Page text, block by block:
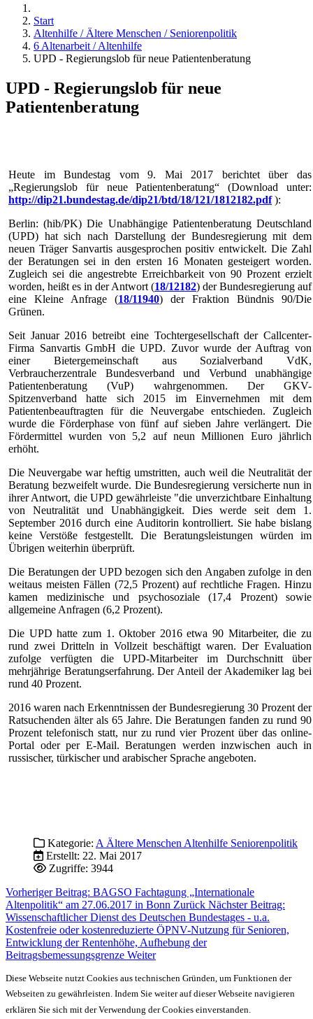
Start
Altenhilfe / Ältere Menschen / Seniorenpolitik
6 Altenarbeit / Altenhilfe
UPD - Regierungslob für neue Patientenberatung
UPD - Regierungslob für neue
Patientenberatung
Heute im Bundestag vom 9. Mai 2017 berichtet über das
„Regierungslob für neue Patientenberatung“ (Download unter:
http://dip21.bundestag.de/dip21/btd/18/121/1812182.pdf):
Berlin: (hib/PK) Die Unabhängige Patientenberatung Deutschland
(UPD) hat sich nach Darstellung der Bundesregierung mit dem
neuen Träger Sanvartis ausgesprochen positiv entwickelt. Die Zahl
der Beratungen sei in den ersten 16 Monaten gesteigert worden.
Zugleich sei die angestrebte Erreichbarkeit von 90 Prozent erzielt
worden, heißt es in der Antwort (18/12182) der Bundesregierung auf
eine Kleine Anfrage (18/11940) der Fraktion Bündnis 90/Die
Grünen.
Seit Januar 2016 betreibt eine Tochtergesellschaft der Callcenter-
Firma Sanvartis GmbH die UPD. Zuvor wurde der Auftrag von
einer Bietergemeinschaft aus Sozialverband VdK,
Verbraucherzentrale Bundesverband und Verbund unabhängige
Patientenberatung (VuP) wahrgenommen. Der GKV-
Spitzenverband hatte sich 2015 im Einvernehmen mit dem
Patientenbeauftragten für die Neuvergabe entschieden. Zugleich
wurde die Förderphase von fünf auf sieben Jahre verlängert. Die
Fördermittel wurden von 5,2 auf neun Millionen Euro jährlich
erhöht.
Die Neuvergabe war heftig umstritten, auch weil die Neutralität der
Beratung bezweifelt wurde. Die Bundesregierung versicherte nun in
ihrer Antwort, die UPD gewährleiste "die unverzichtbare Einhaltung
von Neutralität und Unabhängigkeit. Dies werde seit dem 1.
September 2016 durch eine Auditorin kontrolliert. Sie habe bislang
keine Verstöße festgestellt. Die Beratungsleistungen würden im
Übrigen weiterhin überprüft.
Die Beratungen der UPD bezogen sich den Angaben zufolge in den
weitaus meisten Fällen (72,5 Prozent) auf rechtliche Fragen. Hinzu
kamen medizinische und psychosoziale (17,4 Prozent) sowie
allgemeine Anfragen (6,2 Prozent).
Die UPD hatte zum 1. Oktober 2016 etwa 90 Mitarbeiter, die zu
rund zwei Dritteln in Vollzeit beschäftigt waren. Der Evaluation
zufolge verfügten die UPD-Mitarbeiter im Durchschnitt über
mehrjährige Beratungserfahrung. Der Anteil der Akademiker lag bei
rund 40 Prozent.
2016 waren nach Erkenntnissen der Bundesregierung 30 Prozent der
Ratsuchenden älter als 65 Jahre. Die Beratungen fanden zu rund 90
Prozent telefonisch statt, nur zu rund vier Prozent über das online-
Portal oder per E-Mail. Beratungen werden inzwischen auch in
russischer, türkischer und arabischer Sprache angeboten.
Kategorie: A Ältere Menschen Altenhilfe Seniorenpolitik
Erstellt: 22. Mai 2017
Zugriffe: 3944
Vorheriger Beitrag: BAGSO Fachtagung „Internationale
Altenpolitik“ am 27.06.2017 in Bonn Zurück Nächster Beitrag:
Wissenschaftlicher Dienst des Deutschen Bundestages - u.a.
Kostenfreie oder kostenreduzierte ÖPNV-Nutzung für Senioren,
Entwicklung der Rentenhöhe, Aufhebung der
Beitragsbemessungsgrenze Weiter
Diese Webseite nutzt Cookies aus technischen Gründen, um Funktionen der
Webseiten zu gewährleisten. Indem Sie weiter auf dieser Webseite navigieren
erklären Sie sich mit der Verwendung der Cookies einverstanden.